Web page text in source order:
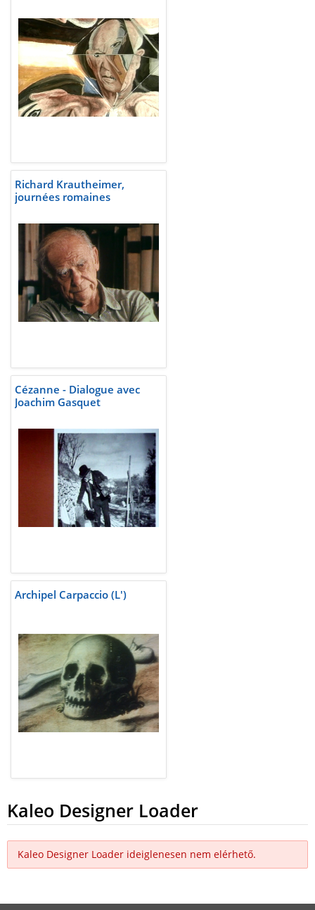
Richard Krautheimer,
journées romaines
Cézanne - Dialogue avec
Joachim Gasquet
Archipel Carpaccio (L')
Kaleo Designer Loader
Kaleo Designer Loader ideiglenesen nem elérhető.